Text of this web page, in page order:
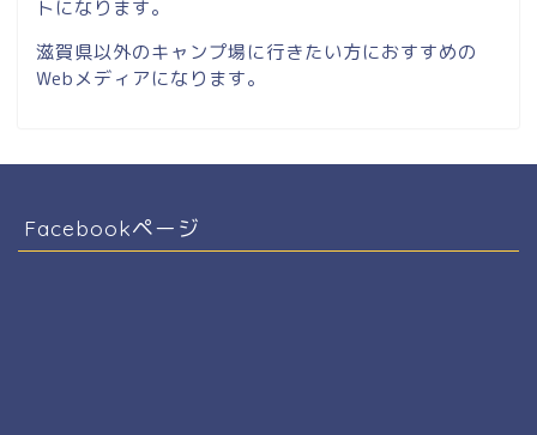
トになります。
滋賀県以外のキャンプ場に行きたい方におすすめの
Webメディアになります。
Facebookページ